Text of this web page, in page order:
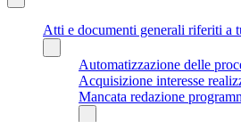
Atti e documenti generali riferiti a
Automatizzazione delle
Acquisizione interesse
Mancata redazione